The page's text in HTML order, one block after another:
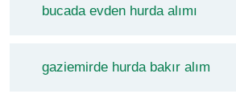
bucada evden hurda alımı
gaziemirde hurda bakır alım